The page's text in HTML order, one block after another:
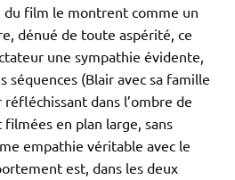
du film le montrent comme un
dénué de toute aspérité, ce
une sympathie évidente,
séquences (Blair avec sa famille
dans l’ombre de
en plan large, sans
empathie véritable avec le
est, dans les deux